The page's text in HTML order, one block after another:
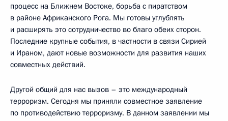
процесс на Ближнем Востоке, борьба с пиратством
в районе Африканского Рога. Мы готовы углублять
и расширять это сотрудничество во благо обеих сторон.
Последние крупные события, в частности в связи Сирией
и Ираном, дают новые возможности для развития наших
совместных действий.
Другой общий для нас вызов – это международный
терроризм. Сегодня мы приняли совместное заявление
по противодействию терроризму. В данном заявлении мы